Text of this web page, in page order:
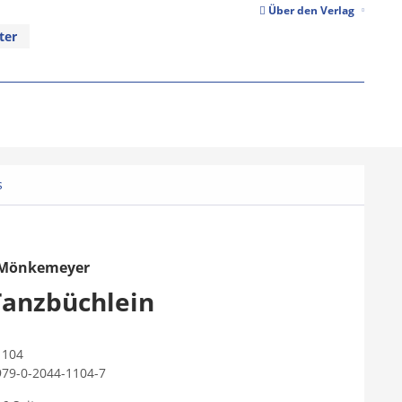
Über den Verlag
0-2044-1104-7